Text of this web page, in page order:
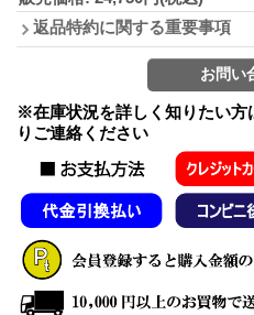
返品特約に関する重要事項
※在庫状況を詳しく知りたい方
りご連絡ください